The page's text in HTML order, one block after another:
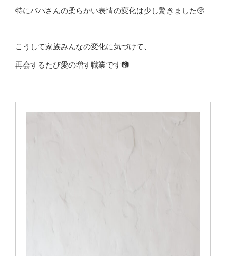
特にパパさんの柔らかい表情の変化は少し驚きました🥺
こうして家族みんなの変化に気づけて、
再会するたび愛の増す職業です📷